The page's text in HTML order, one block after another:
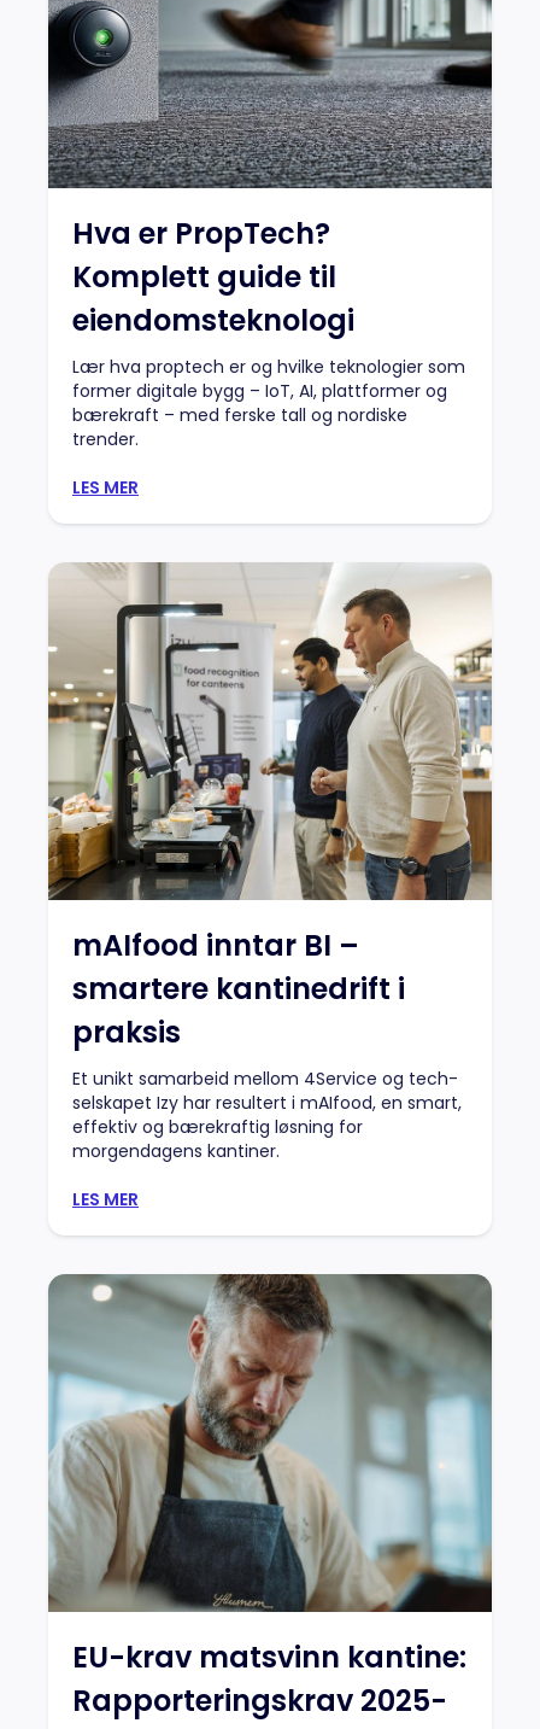
Hva er PropTech?
Komplett guide til
eiendomsteknologi
Lær hva proptech er og hvilke teknologier som
former digitale bygg – IoT, AI, plattformer og
bærekraft – med ferske tall og nordiske
trender.
LES MER
mAIfood inntar BI –
smartere kantinedrift i
praksis
Et unikt samarbeid mellom 4Service og tech-
selskapet Izy har resultert i mAIfood, en smart,
effektiv og bærekraftig løsning for
morgendagens kantiner.
LES MER
EU-krav matsvinn kantine:
Rapporteringskrav 2025-